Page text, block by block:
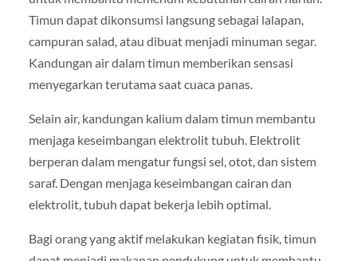
Timun dapat dikonsumsi langsung sebagai lalapan,
campuran salad, atau dibuat menjadi minuman segar.
Kandungan air dalam timun memberikan sensasi
menyegarkan terutama saat cuaca panas.
Selain air, kandungan kalium dalam timun membantu
menjaga keseimbangan elektrolit tubuh. Elektrolit
berperan dalam mengatur fungsi sel, otot, dan sistem
saraf. Dengan menjaga keseimbangan cairan dan
elektrolit, tubuh dapat bekerja lebih optimal.
Bagi orang yang aktif melakukan kegiatan fisik, timun